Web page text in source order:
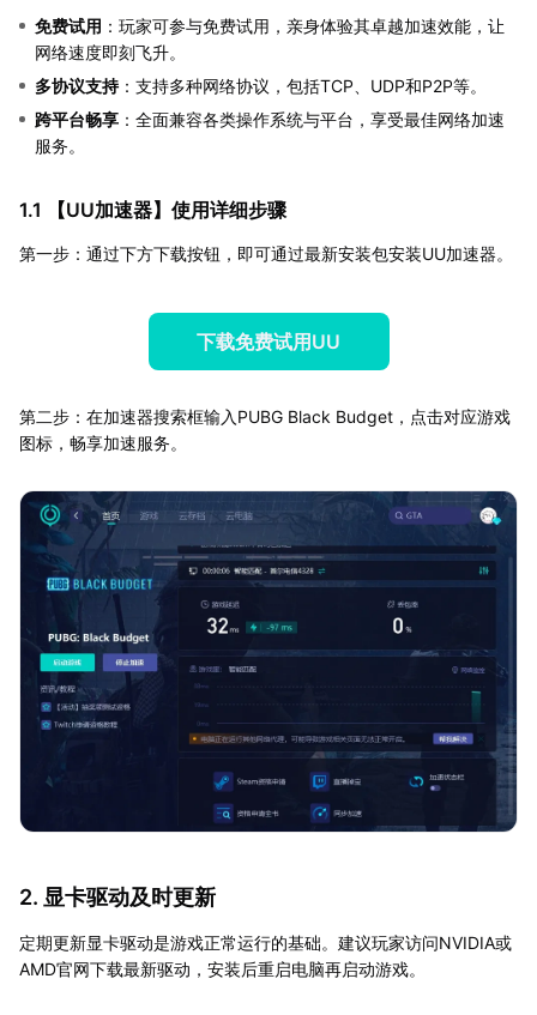
免费试用 ：玩家可参与免费试用，亲身体验其卓越加速效能，让
网络速度即刻飞升。
多协议支持：支持多种网络协议，包括TCP、UDP和P2P等。
跨平台畅享 ：全面兼容各类操作系统与平台，享受最佳网络加速
服务。
1.1 【UU加速器】使用详细步骤
第一步：通过下方下载按钮，即可通过最新安装包安装UU加速器。
下载免费试用UU
第二步：在加速器搜索框输入PUBG Black Budget，点击对应游戏
图标，畅享加速服务。
2. 显卡驱动及时更新
定期更新显卡驱动是游戏正常运行的基础。建议玩家访问NVIDIA或
AMD官网下载最新驱动，安装后重启电脑再启动游戏。